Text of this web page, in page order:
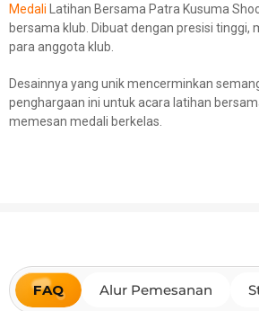
Medali Latihan Bersama Patra Kusuma
bersama klub. Dibuat dengan presisi
para anggota klub.
Desainnya yang unik mencerminkan
penghargaan ini untuk acara latihan
memesan medali berkelas.
FAQ Alur Pemesanan